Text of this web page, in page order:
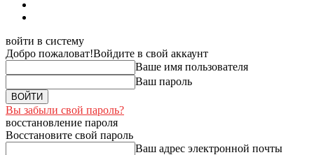
войти в систему
Добро пожаловат!Войдите в свой аккаунт
Ваше имя пользователя
Ваш пароль
Вы забыли свой пароль?
восстановление пароля
Восстановите свой пароль
Ваш адрес электронной почты